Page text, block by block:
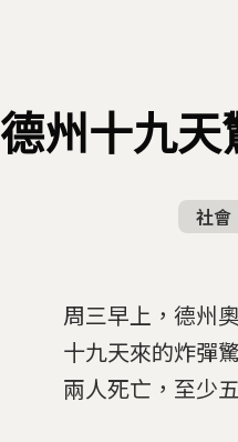
德州十九天
社會
周三早上，德州
十九天來的炸彈
兩人死亡，至少